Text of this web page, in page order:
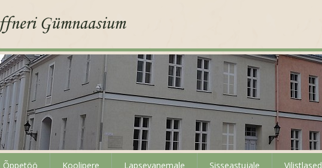
Õppetöö Koolipere Lapsevanemale Sisseastujale Vilistlased